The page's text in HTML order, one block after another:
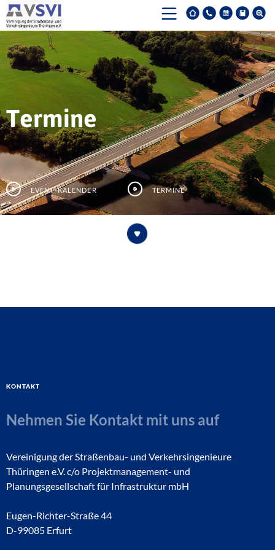
Termine
Event-Kalender Termine
Kontakt
Nehmen Sie Kontakt mit uns auf
Vereinigung der Straßenbau- und Verkehrsingenieure
Thüringen e.V. c/o Projektmanagement- und
Planungsgesellschaft für Infrastruktur mbH
Eugen-Richter-Straße 44
D-99085 Erfurt